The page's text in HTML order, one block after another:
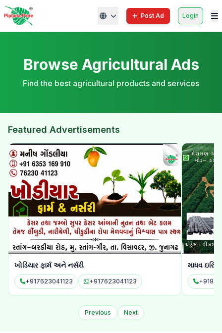
Post Ad Login
Browse Agricultural Ads
Find the best agricultural products and services
Featured Advertisements
માધવ ઇરિગેશન
+919426373007 +919426373007
વિંધ્યા
Previous Next